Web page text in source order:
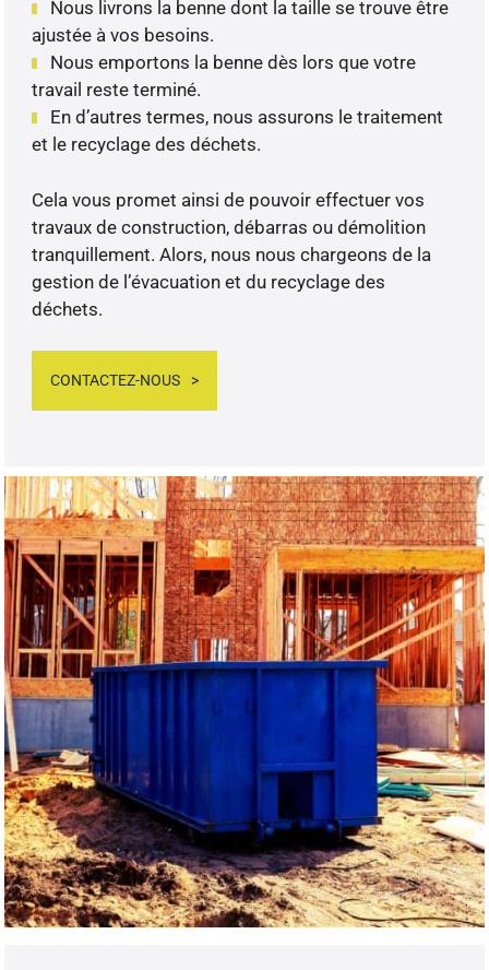
Nous livrons la benne dont la taille se trouve être
ajustée à vos besoins.
Nous emportons la benne dès lors que votre
travail reste terminé.
En d’autres termes, nous assurons le traitement
et le recyclage des déchets.
Cela vous promet ainsi de pouvoir effectuer vos
travaux de construction, débarras ou démolition
tranquillement. Alors, nous nous chargeons de la
gestion de l’évacuation et du recyclage des
déchets.
CONTACTEZ-NOUS